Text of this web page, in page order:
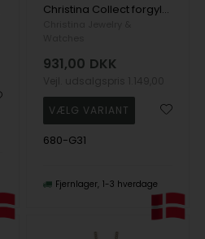
Christina Collect forgyldt sterling sølv 25 mm marguerite med hvid emalje og 8 hvide topaz, model 680-G31-55
931,00 DKK
680-G31
Fjernlager 1-3 hverdage